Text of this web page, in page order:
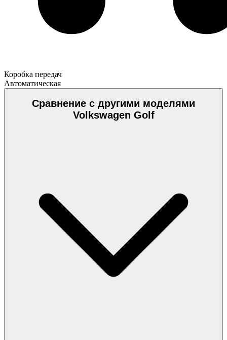
Коробка передач
Автоматическая
Сравнение с другими моделями
Volkswagen Golf